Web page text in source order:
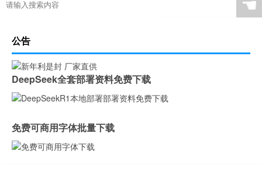
☚
公告
DeepSeek全套部署资料免费下载
免费可商用字体批量下载